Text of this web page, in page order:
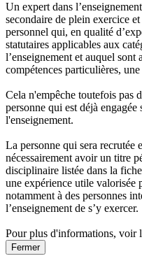
Un expert dans
secondaire de plein exercice
personnel qui, en qualité
statutaires applicables aux
l’enseignement et auquel sont
compétences particulières,
Cela n'empêche toutefois pas
personne qui est déjà engagée
l'enseignement.
La personne qui sera recrutée
nécessairement avoir un titre
disciplinaire listée dans la
une expérience utile valorisée
notamment à des personnes
l’enseignement de s’y exercer.
Pour plus d'informations, voir
Fermer